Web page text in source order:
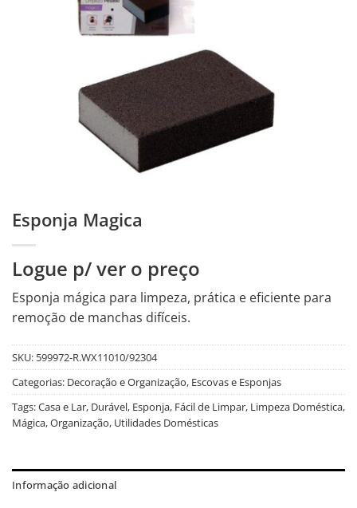
Esponja Magica
Logue p/ ver o preço
Esponja mágica para limpeza, prática e eficiente para
remoção de manchas difíceis.
SKU: 599972-R.WX11010/92304
Categorias: Decoração e Organização, Escovas e Esponjas
Tags:Casa e Lar, Durável, Esponja, Fácil de Limpar, Limpeza Doméstica,
Mágica,Organização, Utilidades Domésticas
Informação adicional